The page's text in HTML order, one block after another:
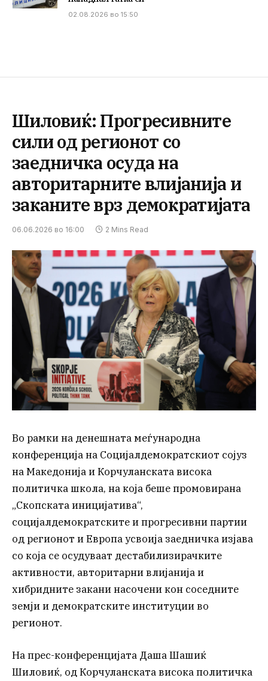
02.08.2026 во 15:50
Шиловиќ: Прогресивните
сили од регионот со
заедничка осуда на
авторитарните влијанија и
заканите врз демократијата
06.06.2026 во 16:00 2 Mins Read
Во рамки на денешната меѓународна
конференција на Социјалдемократскиот сојуз
на Македонија и Корчуланската висока
политичка школа, на која беше промовирана
„Скопската иницијатива“,
социјалдемократските и прогресивни партии
од регионот и Европа усвоија заедничка изјава
со која се осудуваат дестабилизирачките
активности, авторитарни влијанија и
хибридните закани насочени кон соседните
земји и демократските институции во
регионот.
На прес-конференцијата Даша Шашиќ
Шиловиќ, од Корчуланската висока политичка